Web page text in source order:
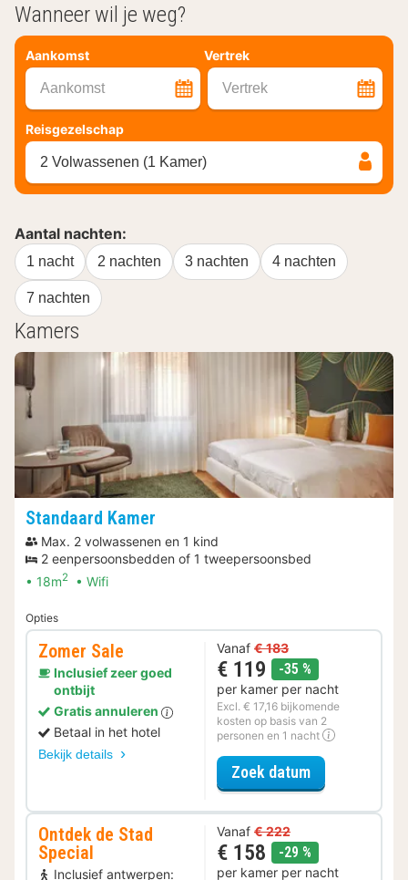
Wanneer wil je weg?
Aankomst Vertrek
Aankomst Vertrek
Reisgezelschap
2 Volwassenen (1 Kamer)
Aantal nachten:
1 nacht 2 nachten 3 nachten 4 nachten
7 nachten
Kamers
Standaard Kamer
Max. 2 volwassenen en 1 kind
2 eenpersoonsbedden of 1 tweepersoonsbed
18m2 Wifi
Opties
Zomer Sale
Inclusief zeer goed
ontbijt
Gratis annuleren
Betaal in het hotel
Bekijk details
Vanaf € 183
€ 119 -35 %
per kamer per nacht
Excl. € 17,16 bijkomende
kosten op basis van 2
personen en 1 nacht
Zoek datumvoor Zomer
Ontdek de Stad
Special
Inclusief antwerpen:
Vanaf € 222
€ 158 -29 %
per kamer per nacht